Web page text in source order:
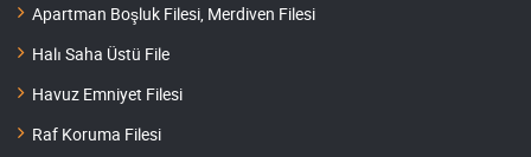
Apartman Boşluk Filesi, Merdiven Filesi
Halı Saha Üstü File
Havuz Emniyet Filesi
Raf Koruma Filesi